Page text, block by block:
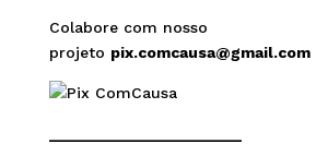
Colabore com nosso
projeto pix.comcausa@gmail.com